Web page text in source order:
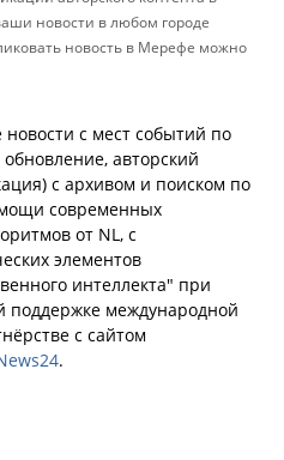
новости в любом городе
новость в Мерефе можно
с мест событий по
авторский
с архивом и поиском по
современных
от NL, с
элементов
интеллекта" при
поддержке международной
с сайтом
.